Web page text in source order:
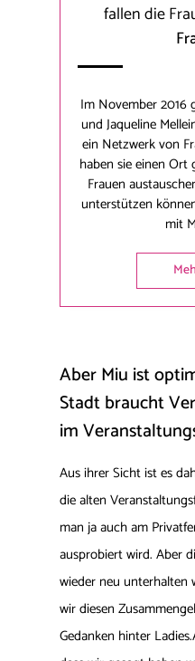
fallen die
Im November 2016
und Jaqueline
ein Netzwerk von
haben sie einen Ort
Frauen
unterstützen
mit
Aber Miu ist
Stadt braucht
im
Aus ihrer Sicht ist es
die alten
man ja auch am
ausprobiert wird. Aber
wieder neu unterhalten
wir diesen
Gedanken hinter